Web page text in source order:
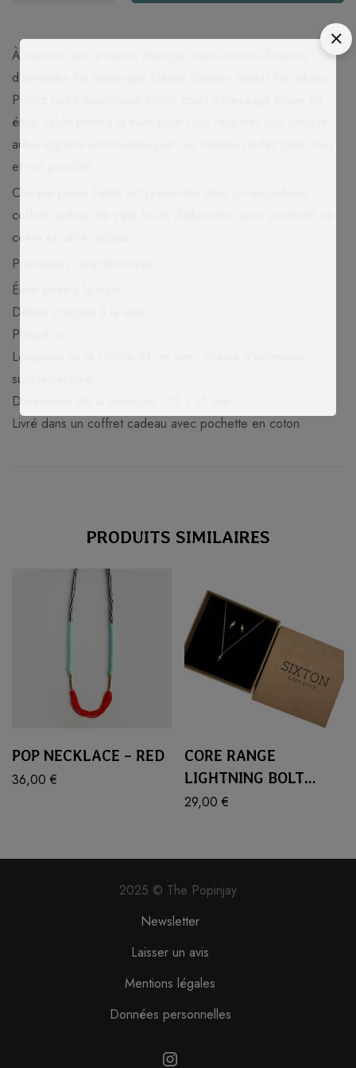
À mesure que la saison change, nous sommes heureux
d’entendre les mésanges bleues chanter depuis les arbres.
Portez notre magnifique collier court à mésange bleue en
émail Fable peint à la main pour vous rappeler que chaque
aube apporte un nouveau jour. Le cadeau parfait pour vous
et vos proches.
Chaque pièce Fable est présentée dans un magnifique
coffret cadeau de style boîte d’allumettes avec pochette en
coton et carte-cadeau.
Principales caractéristiques :
Émail peint à la main
Détails sculptés à la main
Plaqué or
Longueur de la chaîne 41 cm avec chaîne d’extension
supplémentaire
Dimensions de la breloque : 18 x 15 mm
Livré dans un coffret cadeau avec pochette en coton
PRODUITS SIMILAIRES
POP NECKLACE – RED
36,00 €
CORE RANGE
LIGHTNING BOLT
JEWELLERY SET
29,00 €
2025 © The Popinjay
Newsletter
Laisser un avis
Mentions légales
Données personnelles